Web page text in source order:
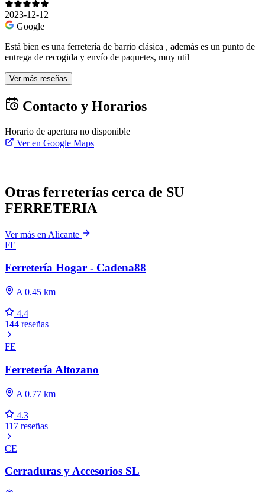
2023-12-12
Google
Está bien es una ferretería de barrio clásica , además es un punto de
entrega de recogida y envío de paquetes, muy util
Ver más reseñas
Contacto y Horarios
Horario de apertura no disponible
Ver en Google Maps
Otras ferreterías cerca de SU
FERRETERIA
Ver más en Alicante
FE
Ferretería Hogar - Cadena88
A 0.45 km
4.4
144 reseñas
FE
Ferretería Altozano
A 0.77 km
4.3
117 reseñas
CE
Cerraduras y Accesorios SL